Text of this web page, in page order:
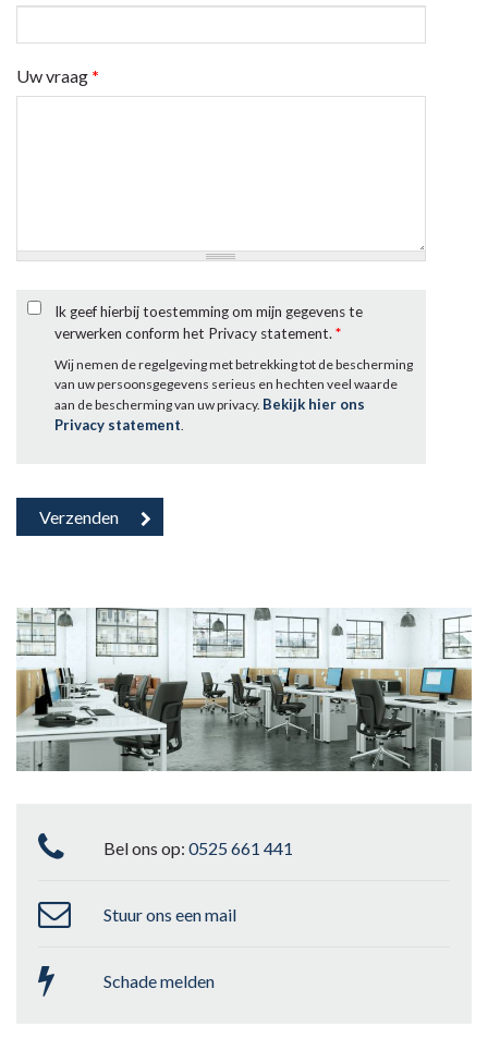
Uw vraag *
Ik geef hierbij toestemming om mijn gegevens te
verwerken conform het Privacy statement.*
Wij nemen de regelgeving met betrekking tot de bescherming
van uw persoonsgegevens serieus en hechten veel waarde
aan de bescherming van uw privacy. Bekijk hier ons
Privacy statement.
Bel ons op: 0525 661 441
Stuur ons een mail
Schade melden